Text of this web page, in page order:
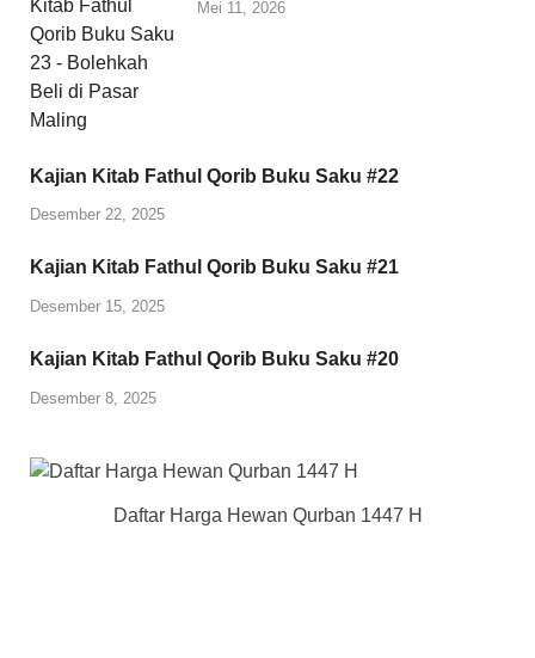
Mei 11, 2026
Kajian Kitab Fathul Qorib Buku Saku #22
Desember 22, 2025
Kajian Kitab Fathul Qorib Buku Saku #21
Desember 15, 2025
Kajian Kitab Fathul Qorib Buku Saku #20
Desember 8, 2025
Daftar Harga Hewan Qurban 1447 H